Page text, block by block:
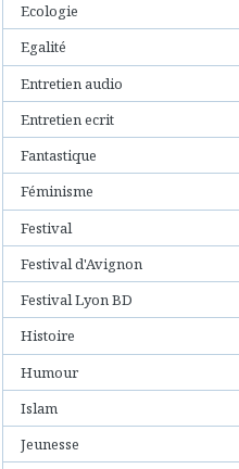
Ecologie
Egalité
Entretien audio
Entretien ecrit
Fantastique
Féminisme
Festival
Festival d'Avignon
Festival Lyon BD
Histoire
Humour
Islam
Jeunesse